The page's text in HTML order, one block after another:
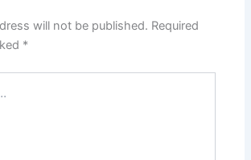
will not be published. Required
*